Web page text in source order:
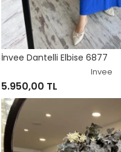
İnvee Dantelli Elbise 6877
Invee
5.950,00 TL